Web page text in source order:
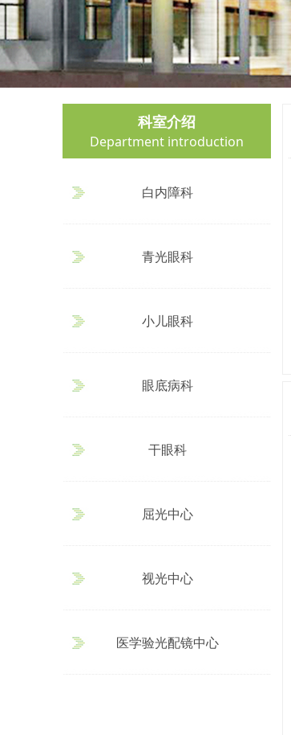
科室介绍
Department introduction
白内障科
青光眼科
小儿眼科
眼底病科
干眼科
屈光中心
视光中心
医学验光配镜中心